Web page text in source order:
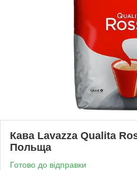
Кава Lavazza Qualita
Польща
Готово до відправки